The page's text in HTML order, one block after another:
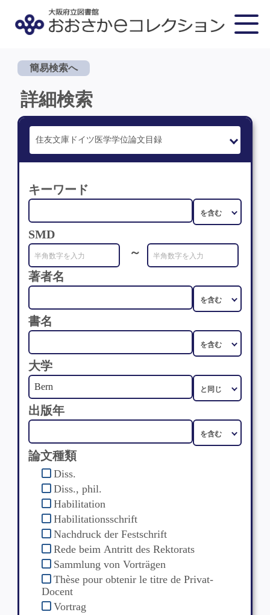
簡易検索へ
詳細検索
キーワード
SMD
～
著者名
書名
大学
出版年
論文種類
Diss.
Diss., phil.
Habilitation
Habilitationsschrift
Nachdruck der Festschrift
Rede beim Antritt des Rektorats
Sammlung von Vorträgen
Thèse pour obtenir le titre de Privat-
Docent
Vortrag